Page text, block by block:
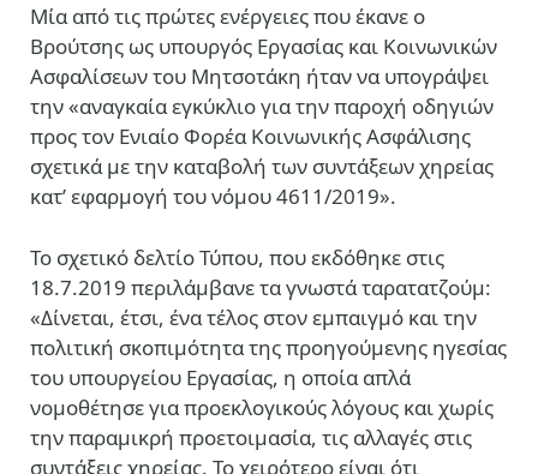
Μία από τις πρώτες ενέργειες που έκανε ο
Βρούτσης ως υπουργός Εργασίας και Κοινωνικών
Ασφαλίσεων του Μητσοτάκη ήταν να υπογράψει
την «αναγκαία εγκύκλιο για την παροχή οδηγιών
προς τον Ενιαίο Φορέα Κοινωνικής Ασφάλισης
σχετικά με την καταβολή των συντάξεων χηρείας
κατ’ εφαρμογή του νόμου 4611/2019».
Το σχετικό δελτίο Τύπου, που εκδόθηκε στις
18.7.2019 περιλάμβανε τα γνωστά ταρατατζούμ:
«Δίνεται, έτσι, ένα τέλος στον εμπαιγμό και την
πολιτική σκοπιμότητα της προηγούμενης ηγεσίας
του υπουργείου Εργασίας, η οποία απλά
νομοθέτησε για προεκλογικούς λόγους και χωρίς
την παραμικρή προετοιμασία, τις αλλαγές στις
συντάξεις χηρείας. Το χειρότερο είναι ότι